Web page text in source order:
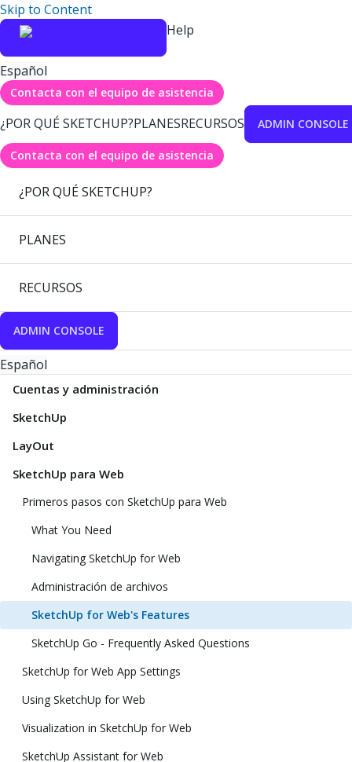
Skip to Content
Help
Español
Contacta con el equipo de asistencia
¿POR QUÉ SKETCHUP?PLANESRECURSOS ADMIN CONSOLE
Contacta con el equipo de asistencia
¿POR QUÉ SKETCHUP?
PLANES
RECURSOS
ADMIN CONSOLE
Español
Cuentas y administración
SketchUp
LayOut
SketchUp para Web
Primeros pasos con SketchUp para Web
What You Need
Navigating SketchUp for Web
Administración de archivos
SketchUp for Web's Features
SketchUp Go - Frequently Asked Questions
SketchUp for Web App Settings
Using SketchUp for Web
Visualization in SketchUp for Web
SketchUp Assistant for Web